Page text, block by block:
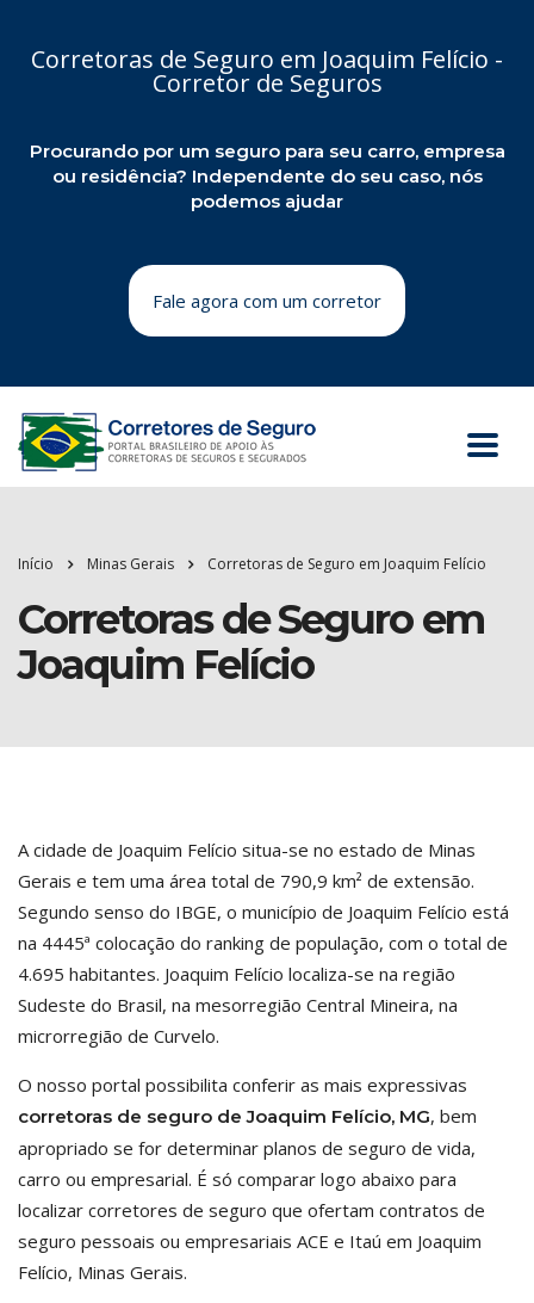
Corretoras de Seguro em Joaquim Felício -
Corretor de Seguros
Procurando por um seguro para seu carro, empresa
ou residência? Independente do seu caso, nós
podemos ajudar
Fale agora com um corretor
Início Minas Gerais Corretoras de Seguro em Joaquim Felício
Corretoras de Seguro em
Joaquim Felício
A cidade de Joaquim Felício situa-se no estado de Minas
Gerais e tem uma área total de 790,9 km² de extensão.
Segundo senso do IBGE, o município de Joaquim Felício está
na 4445ª colocação do ranking de população, com o total de
4.695 habitantes. Joaquim Felício localiza-se na região
Sudeste do Brasil, na mesorregião Central Mineira, na
microrregião de Curvelo.
O nosso portal possibilita conferir as mais expressivas
corretoras de seguro de Joaquim Felício, MG, bem
apropriado se for determinar planos de seguro de vida,
carro ou empresarial. É só comparar logo abaixo para
localizar corretores de seguro que ofertam contratos de
seguro pessoais ou empresariais ACE e Itaú em Joaquim
Felício, Minas Gerais.